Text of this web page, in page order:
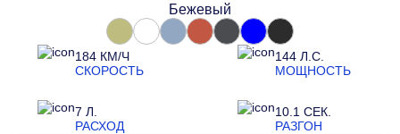
184 КМ/Ч
СКОРОСТЬ
144 Л.С.
МОЩНОСТЬ
7 Л.
РАСХОД
10.1 СЕК.
РАЗГОН
Бежевый